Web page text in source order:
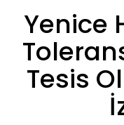
Yenice
Tesis